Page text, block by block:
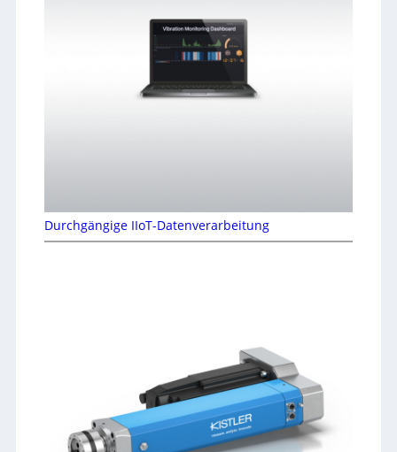
Durchgängige IIoT-Datenverarbeitung